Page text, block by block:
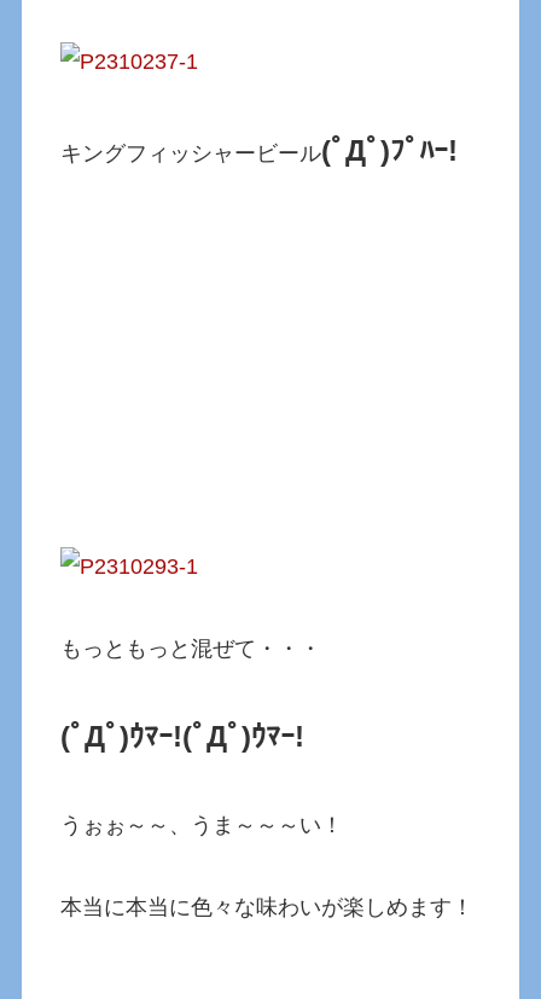
キングフィッシャービール(ﾟДﾟ)ﾌﾟﾊｰ!
もっともっと混ぜて・・・
(ﾟДﾟ)ｳﾏｰ!(ﾟДﾟ)ｳﾏｰ!
うぉぉ～～、うま～～～い！
本当に本当に色々な味わいが楽しめます！